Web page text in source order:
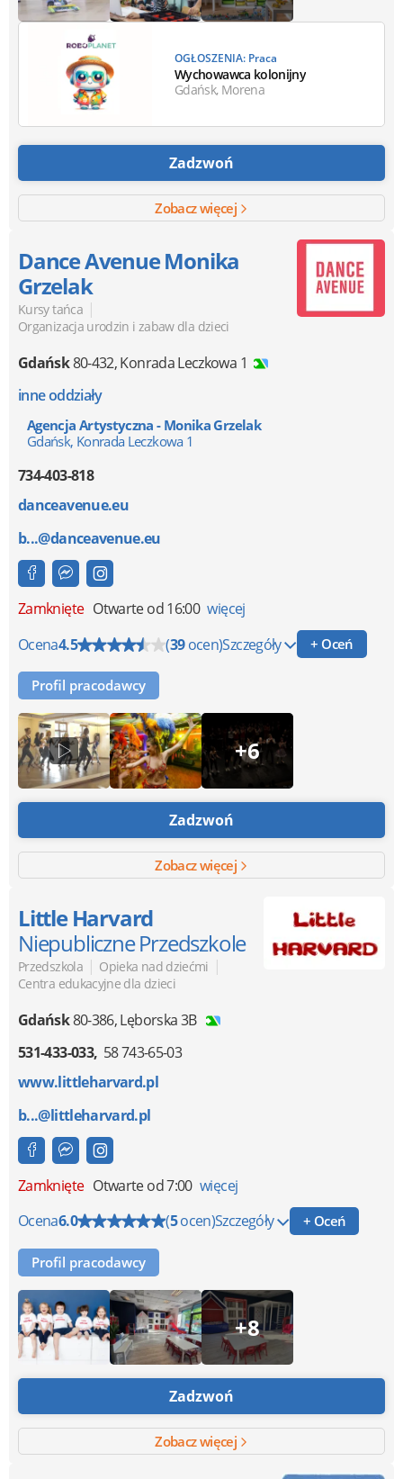
OGŁOSZENIA: Praca
Wychowawca kolonijny
Gdańsk, Morena
Zadzwoń
Zobacz więcej
Dance Avenue Monika
Grzelak
Kursy tańca |
Organizacja urodzin i zabaw dla dzieci
Gdańsk80-432,Konrada Leczkowa 1
inne oddziały
Agencja Artystyczna - Monika Grzelak
Gdańsk, Konrada Leczkowa 1
734-403-818
danceavenue.eu
b...@danceavenue.eu
Zamknięte Otwarte od 16:00 więcej
Ocena4.5 (39ocen)Szczegóły + Oceń
Profil pracodawcy
+6
Zadzwoń
Zobacz więcej
Little Harvard
Niepubliczne Przedszkole
Przedszkola | Opieka nad dziećmi |
Centra edukacyjne dla dzieci
Gdańsk80-386,Lęborska 3B
531-433-033 58 743-65-03
www.littleharvard.pl
b...@littleharvard.pl
Zamknięte Otwarte od 7:00 więcej
Ocena6.0 (5ocen)Szczegóły + Oceń
Profil pracodawcy
+8
Zadzwoń
Zobacz więcej